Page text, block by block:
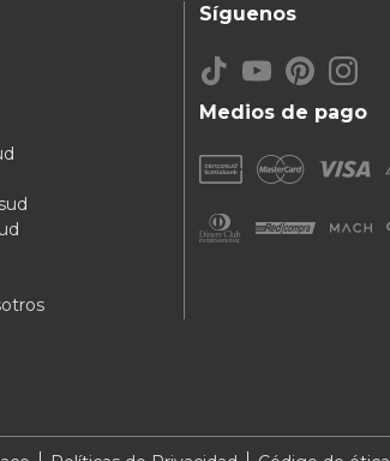
Medios de pago
Síguenos